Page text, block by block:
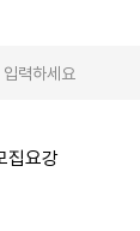
집요강